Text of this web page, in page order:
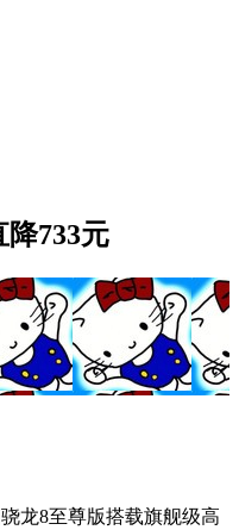
733元
龙8至尊版搭载旗舰级高